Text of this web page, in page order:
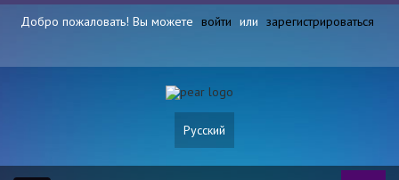
Добро пожаловать! Вы можете войти или зарегистрироваться
Русский